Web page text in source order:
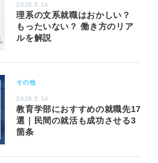
2026.5.14
理系の文系就職はおかしい？
もったいない？ 働き方のリア
ルを解説
その他
2026.5.14
教育学部におすすめの就職先17
選｜民間の就活も成功させる3
箇条